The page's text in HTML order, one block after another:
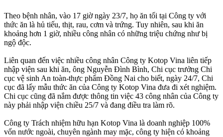
Theo bệnh nhân, vào 17 giờ ngày 23/7, họ ăn tối tại Công ty với
thức ăn là hủ tiếu, thịt, rau, cơm và trứng. Tuy nhiên, sau khi ăn
khoảng hơn 1 giờ, nhiều công nhân có những triệu chứng như bị
ngộ độc.
Liên quan đến việc nhiều công nhân Công ty Kotop Vina liên tiếp
nhập viện sau khi ăn, ông Nguyễn Đình Bình, Chi cục trưởng Chi
cục vệ sinh An toàn-thực phẩm Đồng Nai cho biết, ngày 24/7, Chi
cục đã lấy mẫu thức ăn của Công ty Kotop Vina đưa đi xét nghiệm.
Chi cục cũng đã nắm được thông tin việc 43 công nhân của Công ty
này phải nhập viện chiều 25/7 và đang điều tra làm rõ.
Công ty Trách nhiệm hữu hạn Kotop Vina là doanh nghiệp 100%
vốn nước ngoài, chuyên ngành may mặc, công ty hiện có khoảng